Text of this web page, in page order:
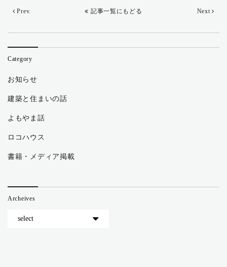
記事一覧にもどる
Prev. Next
Category
お知らせ
建築と住まいの話
よもやま話
ロコハウス
書籍・メディア掲載
Archeives